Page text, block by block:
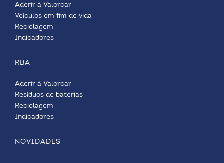
Aderir à Valorcar
Veículos em fim de vida
Reciclagem
Indicadores
RBA
Aderir à Valorcar
Resíduos de baterias
Reciclagem
Indicadores
NOVIDADES